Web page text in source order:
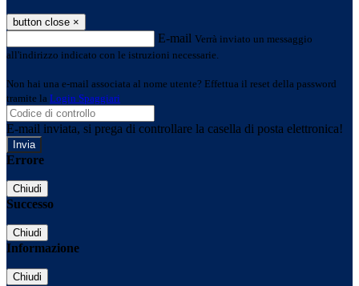
button close ×
E-mail Verrà inviato un messaggio
all'indirizzo indicato con le istruzioni necessarie.
Non hai una e-mail associata al nome utente? Effettua il reset della password
tramite la Login Spaggiari
E-mail inviata, si prega di controllare la casella di posta elettronica!
Errore
Chiudi
Successo
Chiudi
Informazione
Chiudi